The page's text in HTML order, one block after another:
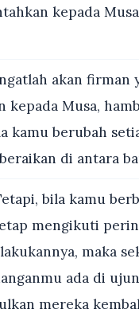
kepada
akan firman
kepada Musa,
kamu berubah
di antara
bila kamu
mengikuti
maka
ada di
mereka